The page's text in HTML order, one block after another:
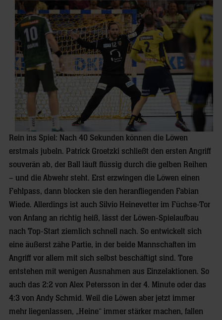
Rein ins Spiel: Nach 40 Sekunden können die Löwen
erstmals jubeln. Patrick Groetzki schließt den ersten Angriff
souverän ab, der Ball läuft flüssig durch die gelben Reihen
– und die Abwehr steht. Erst erzwingen die Löwen einen
Fehlpass, dann blocken sie den heranfliegenden Fabian
Wiede. Allerdings ist auch Silvio Heinevetter im Füchse-Tor
von Anfang an richtig heiß, lässt der Löwen-Spielaufbau
nach Top-Start ziemlich schnell nach. So entwickelt sich
eine äußerst zähe Partie, in der beide Mannschaften im
Angriff vor allem mit sich selbst beschäftigt sind. Tore
entstehen mit wenigen Ausnahmen aus Einzelaktionen. So
auch das 2:2 von Alex Petersson in der 4. Minute oder das
4:3 von Andy Schmid. Weil die Löwen aber jetzt immer
mehr liegenlassen, „Heine“ immer stärker machen, fallen